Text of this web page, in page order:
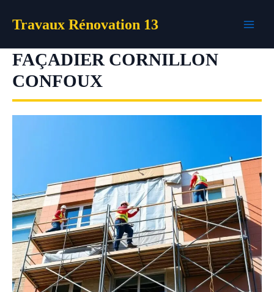
Travaux Rénovation 13
FAÇADIER CORNILLON
CONFOUX